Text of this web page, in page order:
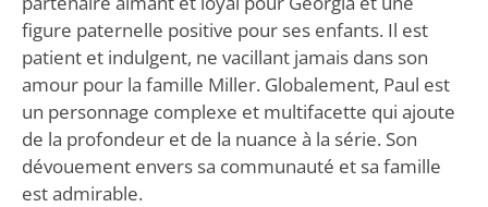
figure paternelle positive pour ses enfants. Il est
patient et indulgent, ne vacillant jamais dans son
amour pour la famille Miller. Globalement, Paul est
un personnage complexe et multifacette qui ajoute
de la profondeur et de la nuance à la série. Son
dévouement envers sa communauté et sa famille
est admirable.